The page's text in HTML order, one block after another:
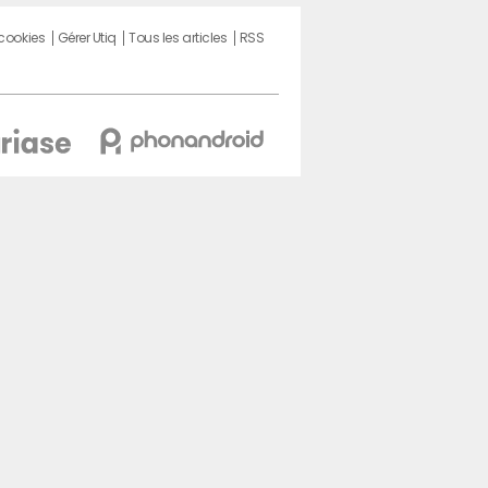
Gérer Utiq Tous les articles
RSS